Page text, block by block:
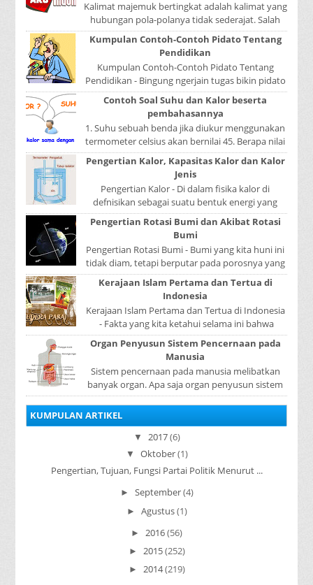
Kalimat majemuk bertingkat adalah kalimat yang
hubungan pola-polanya tidak sederajat. Salah
satu pola menduduki sebagai induk kalimat, se...
Kumpulan Contoh-Contoh Pidato Tentang
Pendidikan
Kumpulan Contoh-Contoh Pidato Tentang
Pendidikan - Bingung ngerjain tugas bikin pidato
sekolah? Atau sedang nyari kumpulan contoh-
contoh ...
Contoh Soal Suhu dan Kalor beserta
pembahasannya
1. Suhu sebuah benda jika diukur menggunakan
termometer celsius akan bernilai 45. Berapa nilai
yang ditunjukkan oleh termometer Reamur, ...
Pengertian Kalor, Kapasitas Kalor dan Kalor
Jenis
Pengertian Kalor - Di dalam fisika kalor di
defnisikan sebagai suatu bentuk energi yang
dapat berpindah atau mengalir dari benda yang
...
Pengertian Rotasi Bumi dan Akibat Rotasi
Bumi
Pengertian Rotasi Bumi - Bumi yang kita huni ini
tidak diam, tetapi berputar pada porosnya yang
disebut rotasi bumi. Waktu yang diperlukan...
Kerajaan Islam Pertama dan Tertua di
Indonesia
Kerajaan Islam Pertama dan Tertua di Indonesia
- Fakta yang kita ketahui selama ini bahwa
kerajaan Samudera Pasai merupakan kerajaan ...
Organ Penyusun Sistem Pencernaan pada
Manusia
Sistem pencernaan pada manusia melibatkan
banyak organ. Apa saja organ penyusun sistem
pencernaan pada manusia ? Organ penyusun
KUMPULAN ARTIKEL
▼ 2017(6)
▼ Oktober(1)
Pengertian, Tujuan, Fungsi Partai Politik Menurut ...
► September(4)
► Agustus(1)
► 2016(56)
► 2015(252)
► 2014(219)